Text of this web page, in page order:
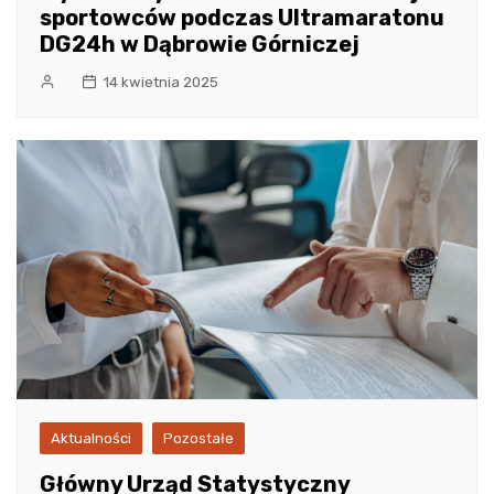
sportowców podczas Ultramaratonu
DG24h w Dąbrowie Górniczej
14 kwietnia 2025
Aktualności Pozostałe
Główny Urząd Statystyczny